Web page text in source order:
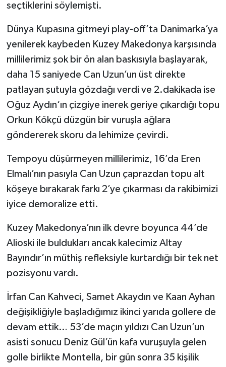
seçtiklerini söylemişti.
Dünya Kupasına gitmeyi play-off’ta Danimarka’ya
yenilerek kaybeden Kuzey Makedonya karşısında
millilerimiz şok bir ön alan baskısıyla başlayarak,
daha 15 saniyede Can Uzun’un üst direkte
patlayan şutuyla gözdağı verdi ve 2.dakikada ise
Oğuz Aydın‘ın çizgiye inerek geriye çıkardığı topu
Orkun Kökçü düzgün bir vuruşla ağlara
göndererek skoru da lehimize çevirdi.
Tempoyu düşürmeyen millilerimiz, 16’da Eren
Elmalı’nın pasıyla Can Uzun çaprazdan topu alt
köşeye bırakarak farkı 2’ye çıkarması da rakibimizi
iyice demoralize etti.
Kuzey Makedonya’nın ilk devre boyunca 44’de
Alioski ile buldukları ancak kalecimiz Altay
Bayındır’ın müthiş refleksiyle kurtardığı bir tek net
pozisyonu vardı.
İrfan Can Kahveci, Samet Akaydın ve Kaan Ayhan
değişikliğiyle başladığımız ikinci yarıda gollere de
devam ettik… 53’de maçın yıldızı Can Uzun’un
asisti sonucu Deniz Gül’ün kafa vuruşuyla gelen
golle birlikte Montella, bir gün sonra 35 kişilik